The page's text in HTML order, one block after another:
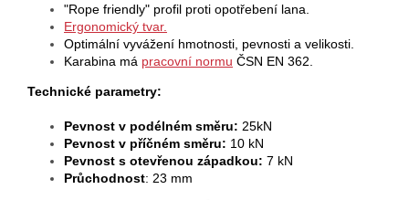
"Rope friendly" profil proti opotřebení lana.
Ergonomický tvar.
Optimální vyvážení hmotnosti, pevnosti a velikosti.
Karabina má pracovní normu ČSN EN 362.
Technické parametry:
Pevnost v podélném směru: 25kN
Pevnost v příčném směru: 10 kN
Pevnost s otevřenou západkou: 7 kN
Průchodnost: 23 mm